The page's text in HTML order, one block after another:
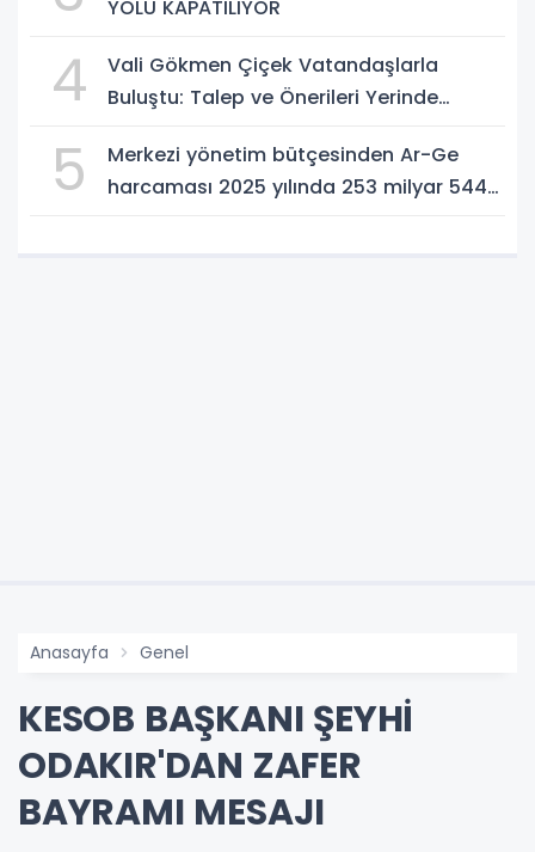
YOLU KAPATILIYOR
4
Vali Gökmen Çiçek Vatandaşlarla
Buluştu: Talep ve Önerileri Yerinde
5
Merkezi yönetim bütçesinden Ar-Ge
harcaması 2025 yılında 253 milyar 544
Anasayfa Genel
KESOB BAŞKANI ŞEYHİ
ODAKIR'DAN ZAFER
BAYRAMI MESAJI